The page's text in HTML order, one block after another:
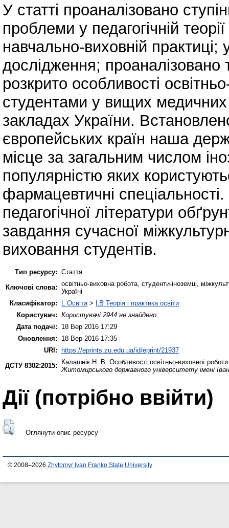
У статті проаналізовано
проблеми у педагогічній
навчально-виховній
дослідження; проаналізовано
розкрито особливості
студентами у вищих
закладах України.
європейських країн наша
місце за загальним числом
популярністю яких
фармацевтичні
педагогічної літератури
завдання сучасної
виховання студентів.
Тип ресурсу: Стаття
Ключові слова: освітньо-виховна робота, студенти-іноземці,
Україні
Класифікатор:
L Освіта > LB Теорія і практика освіти
Користувач: Користувачі 2944 не знайдено.
Дата подачі:
18 Вер 2016 17:29
Оновлення:
18 Вер 2016 17:35
URI: https://eprints.zu.edu.ua/id/eprint/21937
ДСТУ 8302:2015:
Калашнік Н. В. Особливості освітньо-виховної
Житомирського державного університету імені
Дії ​​(потрібно ввійти)
Оглянути опис ресурсу
© 2008–2026 Zhytomyr Ivan Franko State University